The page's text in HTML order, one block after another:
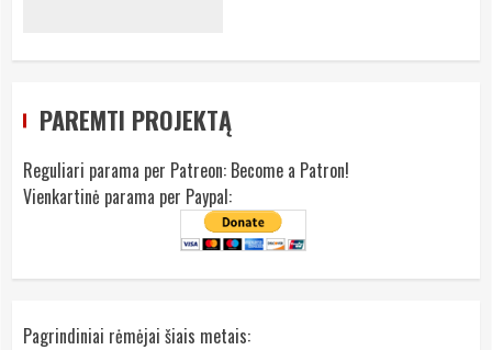
PAREMTI PROJEKTĄ
Reguliari parama per Patreon: Become a Patron!
Vienkartinė parama per Paypal:
Pagrindiniai rėmėjai šiais metais: